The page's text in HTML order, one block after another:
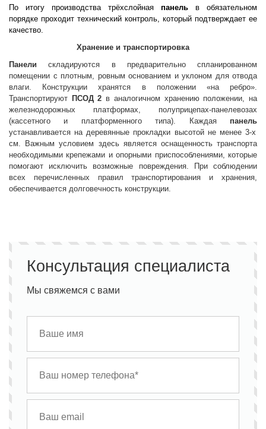
По итогу производства трёхслойная панель в обязательном
порядке проходит технический контроль, который подтверждает ее
качество.
Хранение и транспортировка
Панелискладируются в предварительно спланированном
помещении с плотным, ровным основанием и уклоном для отвода
влаги. Конструкции хранятся в положении «на ребро».
Транспортируют ПСОД 2 в аналогичном хранению положении, на
железнодорожных платформах, полуприцепах-панелевозах
(кассетного и платформенного типа). Каждая панель
устанавливается на деревянные прокладки высотой не менее 3-х
см. Важным условием здесь является оснащенность транспорта
необходимыми крепежами и опорными приспособлениями, которые
помогают исключить возможные повреждения. При соблюдении
всех перечисленных правил транспортирования и хранения,
обеспечивается долговечность конструкции.
Консультация специалиста
Мы свяжемся с вами